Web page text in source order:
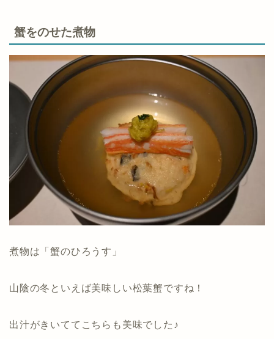
蟹をのせた煮物
煮物は「蟹のひろうす」
山陰の冬といえば美味しい松葉蟹ですね！
出汁がきいててこちらも美味でした♪